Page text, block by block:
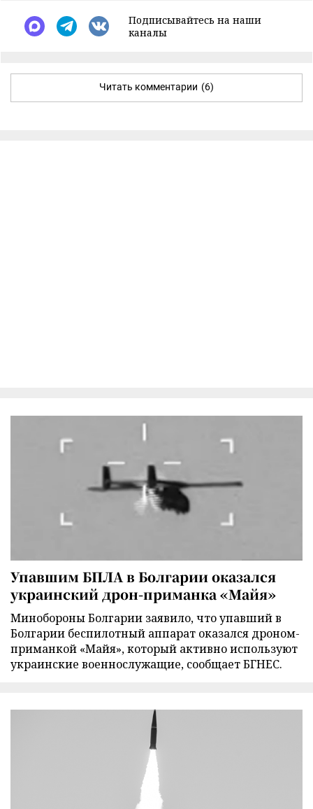
Подписывайтесь на наши
каналы
Читать комментарии (6)
Упавшим БПЛА в Болгарии оказался
украинский дрон-приманка «Майя»
Минобороны Болгарии заявило, что упавший в
Болгарии беспилотный аппарат оказался дроном-
приманкой «Майя», который активно используют
украинские военнослужащие, сообщает БГНЕС.